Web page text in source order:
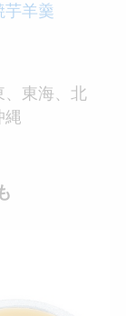
羊羹
、東海、北
縄